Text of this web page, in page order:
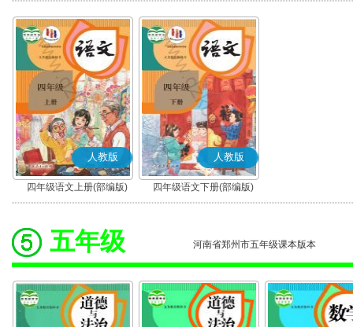
人教版
四年级语文上册(部编版)
人教版
四年级语文下册(部编版)
五年级 河南省郑州市五年级课本版本